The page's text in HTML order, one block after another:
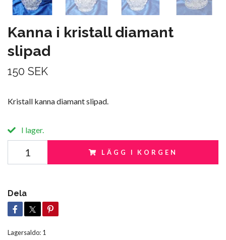
Kanna i kristall diamant
slipad
150 SEK
Kristall kanna diamant slipad.
I lager.
LÄGG I KORGEN
Dela
Lagersaldo: 1